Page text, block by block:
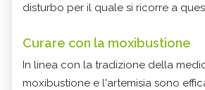
disturbo per il quale si ricorre a
Curare con la moxibustione
In linea con la tradizione della
moxibustione e l'artemisia sono